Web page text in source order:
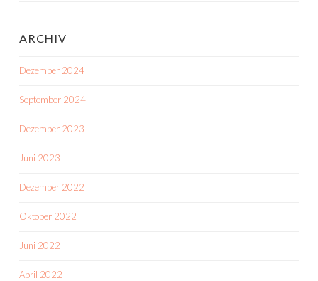
ARCHIV
Dezember 2024
September 2024
Dezember 2023
Juni 2023
Dezember 2022
Oktober 2022
Juni 2022
April 2022